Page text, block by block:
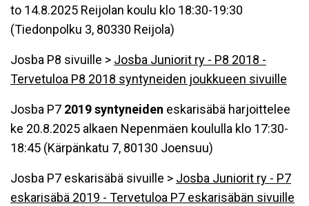
to 14.8.2025 Reijolan koulu klo 18:30-19:30
(Tiedonpolku 3, 80330 Reijola)
Josba P8 sivuille > Josba Juniorit ry - P8 2018 -
Tervetuloa P8 2018 syntyneiden joukkueen sivuille
Josba P7 2019syntyneiden eskarisäbä harjoittelee
ke 20.8.2025 alkaen Nepenmäen koululla klo 17:30-
18:45 (Kärpänkatu 7, 80130 Joensuu)
Josba P7 eskarisäbä sivuille > Josba Juniorit ry - P7
eskarisäbä 2019 - Tervetuloa P7 eskarisäbän sivuille